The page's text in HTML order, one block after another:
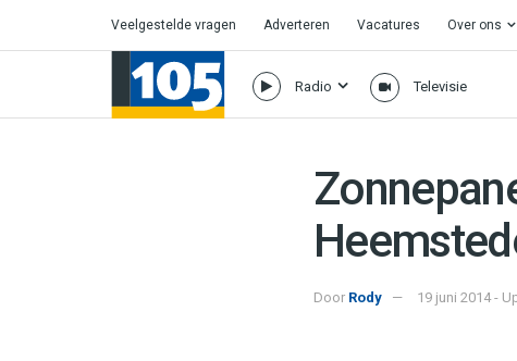
Veelgestelde vragen Adverteren Vacatures Over ons
Radio Televisie
Door Rody 19 juni 2014 -